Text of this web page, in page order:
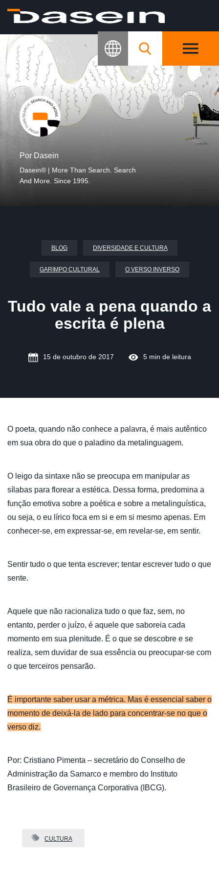
Por Dasein
Dasein® | More Than Search. Search
And More. Since 1995.
BLOG DIVERSIDADE E CULTURA
GARIMPO CULTURAL O VERSO INVERSO
Tudo vale a pena quando a
escrita é plena
15 de outubro de 2017 5 min de leitura
O poeta, quando não conhece a palavra, é mais autêntico
em sua obra do que o paladino da metalinguagem.
O leigo da sintaxe não se preocupa em manipular as
sílabas para florear a estética. Dessa forma, predomina a
função emotiva sobre a poética e sobre a metalinguística,
ou seja, o eu lírico foca em si e em si mesmo apenas. Em
conhecer-se, em expressar-se, em revelar-se, em sentir.
Sentir tudo o que tenta escrever; tentar escrever tudo o que
sente.
Aquele que não racionaliza tudo o que faz, sem, no
entanto, perder o juízo, é aquele que saboreia cada
momento em sua plenitude. É o que se descobre e se
realiza, sem duvidar de sua essência ou preocupar-se com
o que terceiros pensarão.
É importante saber usar a métrica. Mas é essencial saber o
momento de deixá-la de lado para concentrar-se no que o
verso diz.
Por: Cristiano Pimenta – secretário do Conselho de
Administração da Samarco e membro do Instituto
Brasileiro de Governança Corporativa (IBCG).
CULTURA